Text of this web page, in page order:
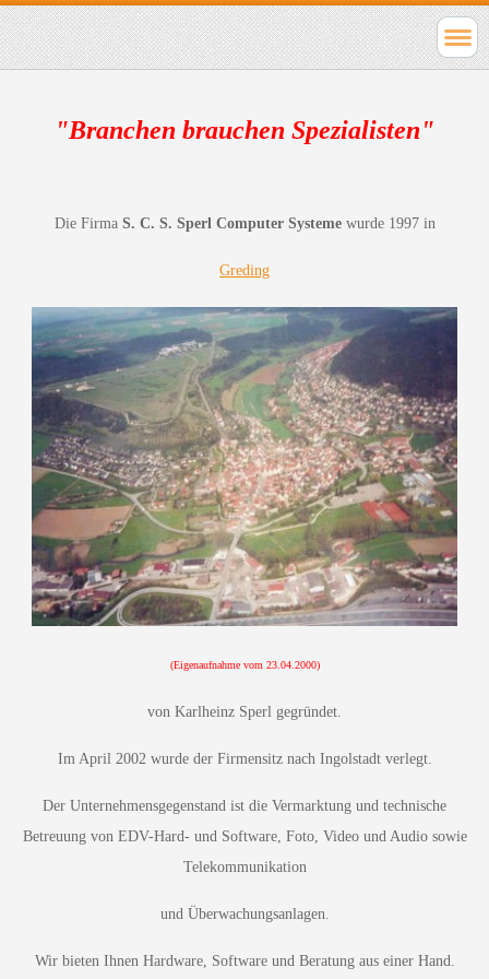
"Branchen brauchen Spezialisten"
Die Firma S. C. S. Sperl Computer Systemewurde 1997 in
Greding
(Eigenaufnahme vom 23.04.2000)
von Karlheinz Sperl gegründet.
Im April 2002 wurde der Firmensitz nach Ingolstadt verlegt.
Der Unternehmensgegenstand ist die Vermarktung und technische
Betreuung von EDV-Hard- und Software, Foto, Video und Audio sowie
Telekommunikation
und Überwachungsanlagen.
Wir bieten Ihnen Hardware, Software und Beratung aus einer Hand.